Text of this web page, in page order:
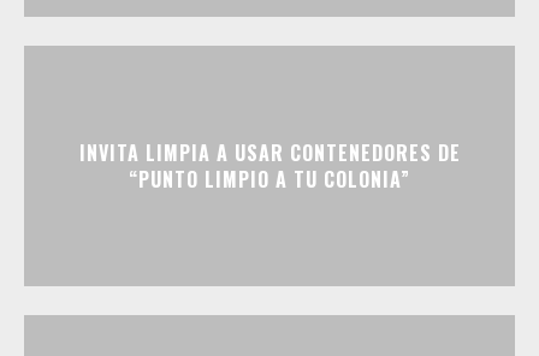
INVITA LIMPIA A USAR CONTENEDORES DE
“PUNTO LIMPIO A TU COLONIA”